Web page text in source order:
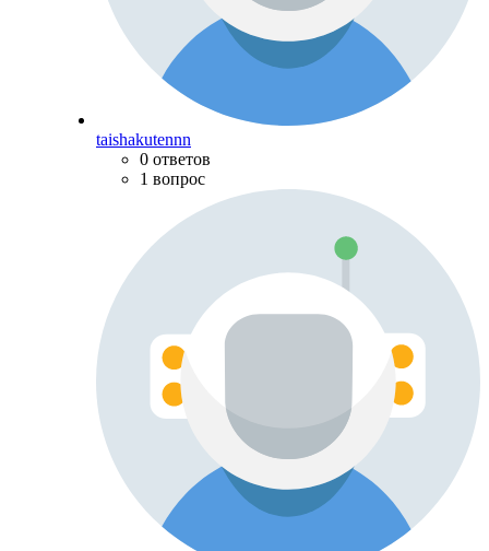
taishakutennn
0 ответов
1 вопрос